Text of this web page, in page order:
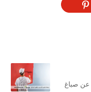
عن صباغ